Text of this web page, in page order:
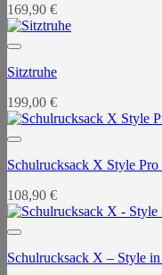
169,90 €
Sitztruhe
199,00 €
Schulrucksack X Style Pro
108,90 €
Schulrucksack X – Style in